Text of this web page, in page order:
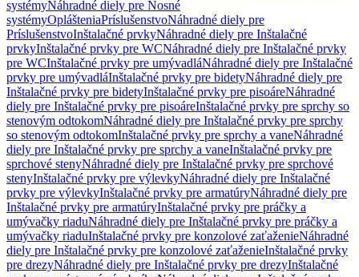
systémyNáhradné diely pre Nosné
systémyOplášteniaPríslušenstvoNáhradné diely pre
PríslušenstvoInštalačné prvkyNáhradné diely pre Inštalačné
prvkyInštalačné prvky pre WCNáhradné diely pre Inštalačné prvky
pre WCInštalačné prvky pre umývadláNáhradné diely pre Inštalačné
prvky pre umývadláInštalačné prvky pre bidetyNáhradné diely pre
Inštalačné prvky pre bidetyInštalačné prvky pre pisoáreNáhradné
diely pre Inštalačné prvky pre pisoáreInštalačné prvky pre sprchy so
stenovým odtokomNáhradné diely pre Inštalačné prvky pre sprchy
so stenovým odtokomInštalačné prvky pre sprchy a vaneNáhradné
diely pre Inštalačné prvky pre sprchy a vaneInštalačné prvky pre
sprchové stenyNáhradné diely pre Inštalačné prvky pre sprchové
stenyInštalačné prvky pre výlevkyNáhradné diely pre Inštalačné
prvky pre výlevkyInštalačné prvky pre armatúryNáhradné diely pre
Inštalačné prvky pre armatúryInštalačné prvky pre práčky a
umývačky riaduNáhradné diely pre Inštalačné prvky pre práčky a
umývačky riaduInštalačné prvky pre konzolové zaťaženieNáhradné
diely pre Inštalačné prvky pre konzolové zaťaženieInštalačné prvky
pre drezyNáhradné diely pre Inštalačné prvky pre drezyInštalačné